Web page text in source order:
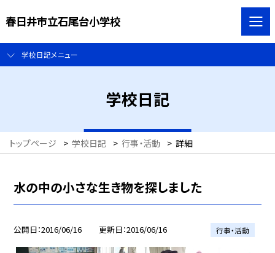
春日井市立石尾台小学校
学校日記メニュー
学校日記
トップページ > 学校日記 > 行事・活動 > 詳細
水の中の小さな生き物を探しました
公開日 2016/06/16 更新日 2016/06/16 行事・活動